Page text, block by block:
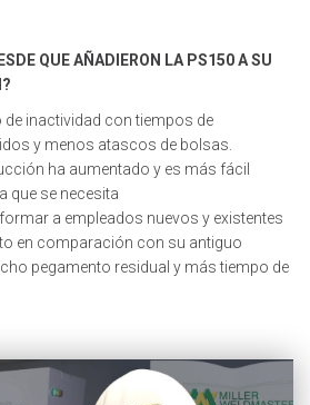
QUE AÑADIERON LA PS150 A SU
de inactividad con tiempos de
y menos atascos de bolsas.
ha aumentado y es más fácil
que se necesita
a empleados nuevos y existentes
en comparación con su antiguo
pegamento residual y más tiempo de